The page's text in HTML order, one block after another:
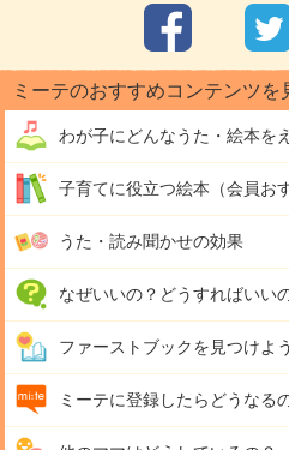
ミーテのおすすめコンテンツを
わが子にどんなうた・絵本を
子育てに役立つ絵本（会員お
うた・読み聞かせの効果
なぜいいの？どうすればいい
ファーストブックを見つけよ
ミーテに登録したらどうなる